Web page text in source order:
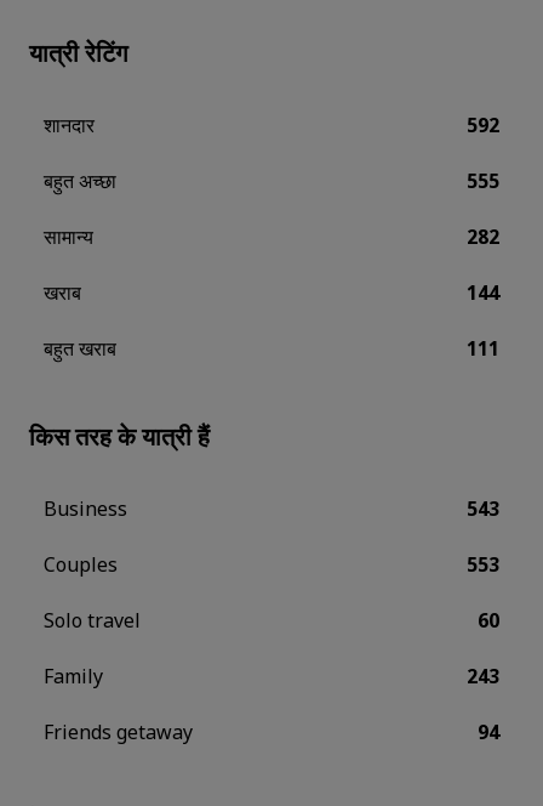
यात्री रेटिंग
शानदार 592
बहुत अच्छा 555
सामान्य 282
खराब 144
बहुत खराब 111
किस तरह के यात्री हैं
Business 543
Couples 553
Solo travel 60
Family 243
Friends getaway 94